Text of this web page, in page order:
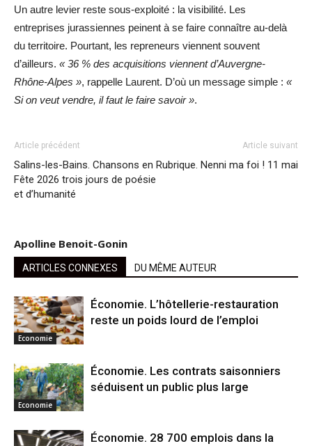
Un autre levier reste sous-exploité : la visibilité. Les
entreprises jurassiennes peinent à se faire connaître au-delà
du territoire. Pourtant, les repreneurs viennent souvent
d’ailleurs. « 36 % des acquisitions viennent d’Auvergne-
Rhône-Alpes », rappelle Laurent. D’où un message simple : «
Si on veut vendre, il faut le faire savoir ».
Article précédent
Salins-les-Bains. Chansons en
Fête 2026 trois jours de poésie
et d’humanité
Article suivant
Rubrique. Nenni ma foi ! 11 mai
Apolline Benoit-Gonin
ARTICLES CONNEXES DU MÊME AUTEUR
Economie
Économie. L’hôtellerie-restauration
reste un poids lourd de l’emploi
Economie
Économie. Les contrats saisonniers
séduisent un public plus large
Économie. 28 700 emplois dans la